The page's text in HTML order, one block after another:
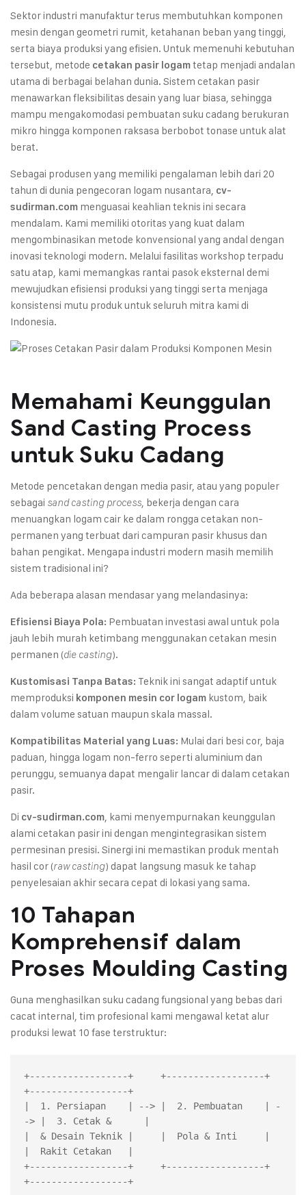
Sektor industri manufaktur terus membutuhkan komponen
mesin dengan geometri rumit, ketahanan beban yang tinggi,
serta biaya produksi yang efisien. Untuk memenuhi kebutuhan
tersebut, metode cetakan pasir logamtetap menjadi andalan
utama di berbagai belahan dunia. Sistem cetakan pasir
menawarkan fleksibilitas desain yang luar biasa, sehingga
mampu mengakomodasi pembuatan suku cadang berukuran
mikro hingga komponen raksasa berbobot tonase untuk alat
berat.
Sebagai produsen yang memiliki pengalaman lebih dari 20
tahun di dunia pengecoran logam nusantara, cv-
sudirman.com menguasai keahlian teknis ini secara
mendalam. Kami memiliki otoritas yang kuat dalam
mengombinasikan metode konvensional yang andal dengan
inovasi teknologi modern. Melalui fasilitas workshop terpadu
satu atap, kami memangkas rantai pasok eksternal demi
mewujudkan efisiensi produksi yang tinggi serta menjaga
konsistensi mutu produk untuk seluruh mitra kami di
Indonesia.
Memahami Keunggulan
Sand Casting Process
untuk Suku Cadang
Metode pencetakan dengan media pasir, atau yang populer
sebagai sand casting process, bekerja dengan cara
menuangkan logam cair ke dalam rongga cetakan non-
permanen yang terbuat dari campuran pasir khusus dan
bahan pengikat. Mengapa industri modern masih memilih
sistem tradisional ini?
Ada beberapa alasan mendasar yang melandasinya:
Efisiensi Biaya Pola: Pembuatan investasi awal untuk pola
jauh lebih murah ketimbang menggunakan cetakan mesin
permanen (die casting).
Kustomisasi Tanpa Batas: Teknik ini sangat adaptif untuk
memproduksi komponen mesin cor logam kustom, baik
dalam volume satuan maupun skala massal.
Kompatibilitas Material yang Luas: Mulai dari besi cor, baja
paduan, hingga logam non-ferro seperti aluminium dan
perunggu, semuanya dapat mengalir lancar di dalam cetakan
pasir.
Di cv-sudirman.com, kami menyempurnakan keunggulan
alami cetakan pasir ini dengan mengintegrasikan sistem
permesinan presisi. Sinergi ini memastikan produk mentah
hasil cor (raw casting) dapat langsung masuk ke tahap
penyelesaian akhir secara cepat di lokasi yang sama.
10 Tahapan
Komprehensif dalam
Proses Moulding Casting
Guna menghasilkan suku cadang fungsional yang bebas dari
cacat internal, tim profesional kami mengawal ketat alur
produksi lewat 10 fase terstruktur:
+------------------+     +------------------+
+------------------+
|  1. Persiapan    | --> |  2. Pembuatan    | -
-> |  3. Cetak &      |
|  & Desain Teknik |     |  Pola & Inti     |
|  Rakit Cetakan   |
+------------------+     +------------------+
+------------------+